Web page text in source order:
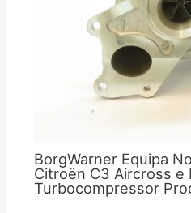
BorgWarner Equipa
Citroën C3 Aircross e
Turbocompressor